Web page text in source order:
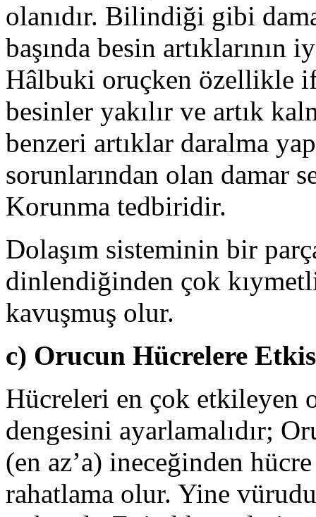
olanıdır. Bilindiği gibi
başında besin artıklarının
Hâlbuki oruçken özellikle
besinler yakılır ve artık
benzeri artıklar daralma
sorunlarından olan damar
Korunma tedbiridir.
Dolaşım sisteminin bir
dinlendiğinden çok
kavuşmuş olur.
c) Orucun Hücrelere
Hücreleri en çok etkileyen
dengesini ayarlamalıdır;
(en az’a) ineceğinden
rahatlama olur. Yine